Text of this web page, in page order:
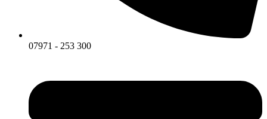
07971 - 253 300